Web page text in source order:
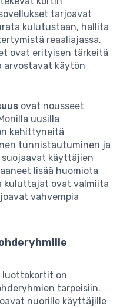
tarjoavat
kulutustaan, hallita
reaaliajassa.
ovat erityisen tärkeitä
arvostavat käytön
ovat nousseet
uusilla
kehittyneitä
tunnistautuminen ja
käyttäjien
lisää huomiota
kuluttajat ovat valmiita
vahvempia
luottokortit on
tarpeisiin.
nuorille käyttäjille